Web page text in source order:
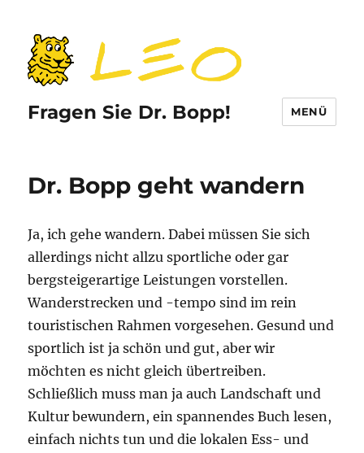
Fragen Sie Dr. Bopp! MENÜ
Dr. Bopp geht wandern
Ja, ich gehe wandern. Dabei müssen Sie sich
allerdings nicht allzu sportliche oder gar
bergsteigerartige Leistungen vorstellen.
Wanderstrecken und -tempo sind im rein
touristischen Rahmen vorgesehen. Gesund und
sportlich ist ja schön und gut, aber wir
möchten es nicht gleich übertreiben.
Schließlich muss man ja auch Landschaft und
Kultur bewundern, ein spannendes Buch lesen,
einfach nichts tun und die lokalen Ess- und